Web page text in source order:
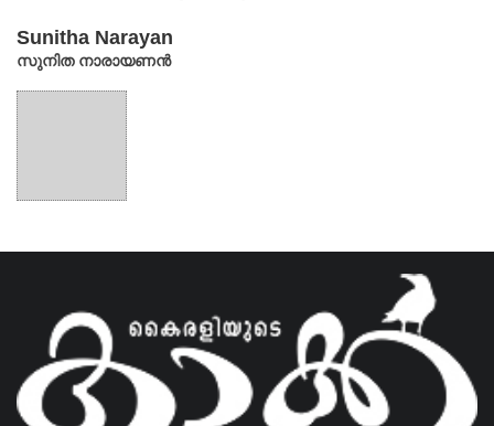
Sunitha Narayan
സുനിത നാരായണൻ